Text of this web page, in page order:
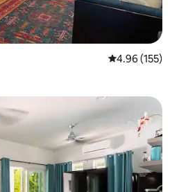
औसत रेटिंग 5 में से
4.96 (155)